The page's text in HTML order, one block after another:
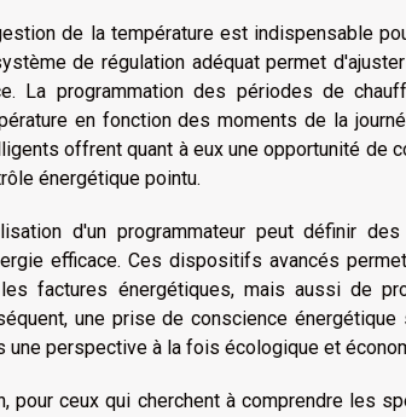
de la température est indispensable
de régulation adéquat permet
La programmation des périodes de
en fonction des moments de la
offrent quant à eux une opportunité de
énergétique pointu.
d'un programmateur peut définir
efficace. Ces dispositifs avancés
factures énergétiques, mais aussi de
une prise de conscience
une perspective à la fois écologique et
pour ceux qui cherchent à comprendre les